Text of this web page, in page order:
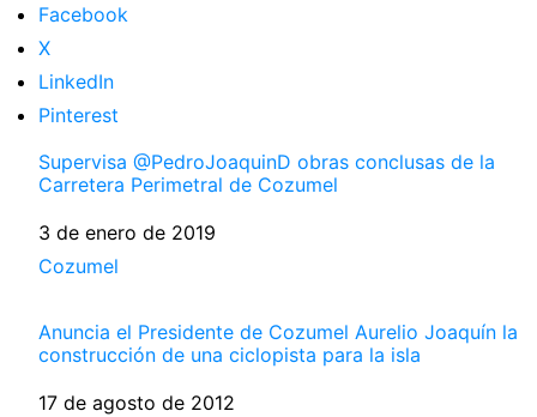
Facebook
X
LinkedIn
Pinterest
Supervisa @PedroJoaquinD obras conclusas de la
Carretera Perimetral de Cozumel
Fecha
3 de enero de 2019
Respecto a
Cozumel
Anuncia el Presidente de Cozumel Aurelio Joaquín la
construcción de una ciclopista para la isla
Fecha
17 de agosto de 2012